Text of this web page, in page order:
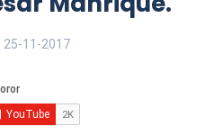
25-11-2017